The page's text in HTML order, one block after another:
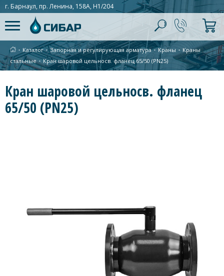
г. Барнаул, пр. Ленина, 158А, Н1/204
∙ Каталог ∙Запорная и регулирующая арматура ∙Краны ∙ Краны
стальные ∙Кран шаровой цельносв. фланец 65/50 (PN25)
Кран шаровой цельносв. фланец
65/50 (PN25)